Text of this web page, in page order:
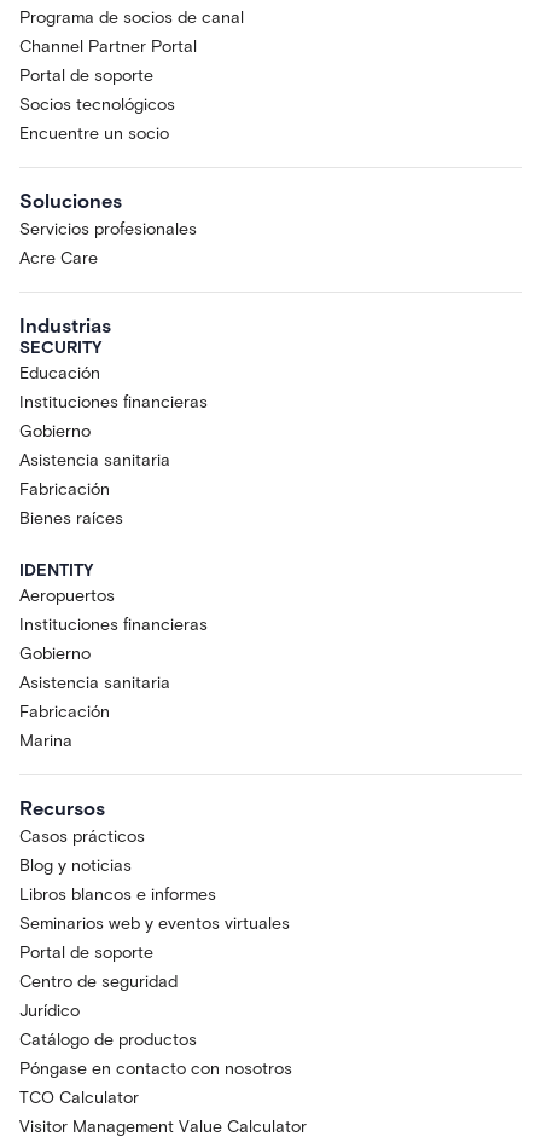
Programa de socios de canal
Channel Partner Portal
Portal de soporte
Socios tecnológicos
Encuentre un socio
Soluciones
Servicios profesionales
Acre Care
Industrias
SECURITY
Educación
Instituciones financieras
Gobierno
Asistencia sanitaria
Fabricación
Bienes raíces
IDENTITY
Aeropuertos
Instituciones financieras
Gobierno
Asistencia sanitaria
Fabricación
Marina
Recursos
Casos prácticos
Blog y noticias
Libros blancos e informes
Seminarios web y eventos virtuales
Portal de soporte
Centro de seguridad
Jurídico
Catálogo de productos
Póngase en contacto con nosotros
TCO Calculator
Visitor Management Value Calculator